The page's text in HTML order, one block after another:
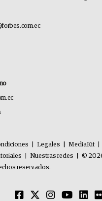
Legales MediaKit
Nuestras redes
©
reservados.